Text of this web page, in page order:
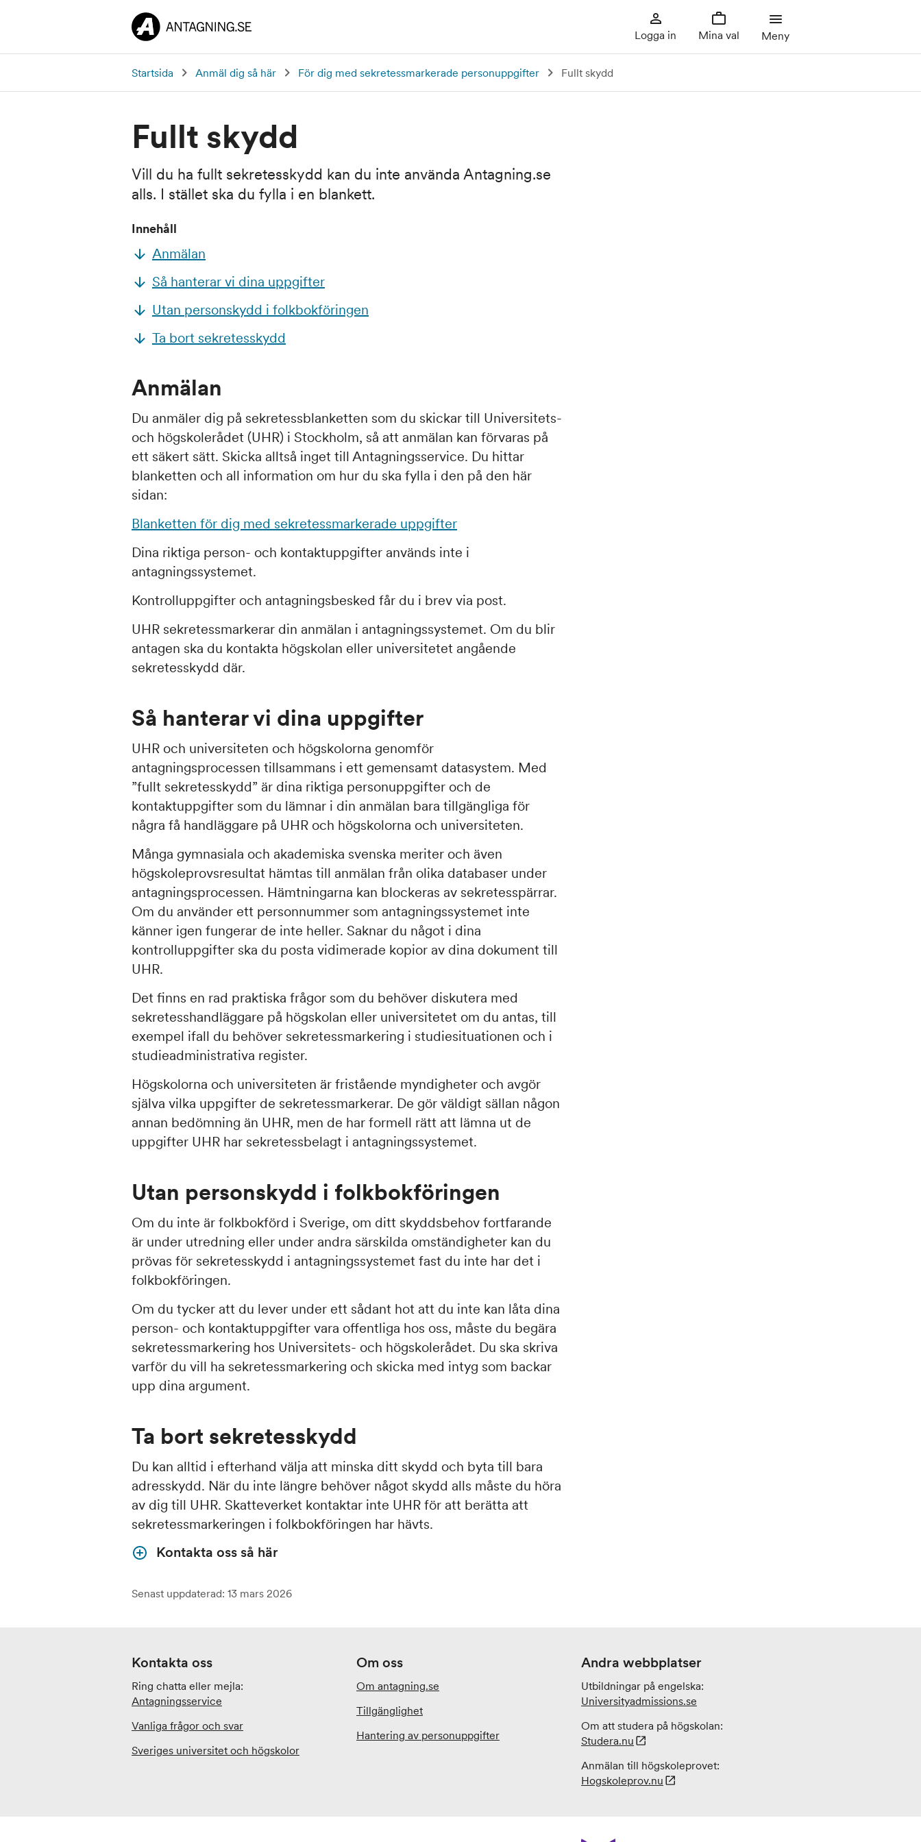
Logga in Mina val Meny
Startsida Anmäl dig så här För dig med sekretessmarkerade personuppgifter Fullt skydd
Fullt skydd
Vill du ha fullt sekretesskydd kan du inte använda Antagning.se
alls. I stället ska du fylla i en blankett.
Innehåll
Anmälan
Så hanterar vi dina uppgifter
Utan personskydd i folkbokföringen
Ta bort sekretesskydd
Anmälan
Du anmäler dig på sekretessblanketten som du skickar till Universitets-
och högskolerådet (UHR) i Stockholm, så att anmälan kan förvaras på
ett säkert sätt. Skicka alltså inget till Antagningsservice. Du hittar
blanketten och all information om hur du ska fylla i den på den här
sidan:
Blanketten för dig med sekretessmarkerade uppgifter
Dina riktiga person- och kontaktuppgifter används inte i
antagningssystemet.
Kontrolluppgifter och antagningsbesked får du i brev via post.
UHR sekretessmarkerar din anmälan i antagningssystemet. Om du blir
antagen ska du kontakta högskolan eller universitetet angående
sekretesskydd där.
Så hanterar vi dina uppgifter
UHR och universiteten och högskolorna genomför
antagningsprocessen tillsammans i ett gemensamt datasystem. Med
”fullt sekretesskydd” är dina riktiga personuppgifter och de
kontaktuppgifter som du lämnar i din anmälan bara tillgängliga för
några få handläggare på UHR och högskolorna och universiteten.
Många gymnasiala och akademiska svenska meriter och även
högskoleprovsresultat hämtas till anmälan från olika databaser under
antagningsprocessen. Hämtningarna kan blockeras av sekretesspärrar.
Om du använder ett personnummer som antagningssystemet inte
känner igen fungerar de inte heller. Saknar du något i dina
kontrolluppgifter ska du posta vidimerade kopior av dina dokument till
UHR.
Det finns en rad praktiska frågor som du behöver diskutera med
sekretesshandläggare på högskolan eller universitetet om du antas, till
exempel ifall du behöver sekretessmarkering i studiesituationen och i
studieadministrativa register.
Högskolorna och universiteten är fristående myndigheter och avgör
själva vilka uppgifter de sekretessmarkerar. De gör väldigt sällan någon
annan bedömning än UHR, men de har formell rätt att lämna ut de
uppgifter UHR har sekretessbelagt i antagningssystemet.
Utan personskydd i folkbokföringen
Om du inte är folkbokförd i Sverige, om ditt skyddsbehov fortfarande
är under utredning eller under andra särskilda omständigheter kan du
prövas för sekretesskydd i antagningssystemet fast du inte har det i
folkbokföringen.
Om du tycker att du lever under ett sådant hot att du inte kan låta dina
person- och kontaktuppgifter vara offentliga hos oss, måste du begära
sekretessmarkering hos Universitets- och högskolerådet. Du ska skriva
varför du vill ha sekretessmarkering och skicka med intyg som backar
upp dina argument.
Ta bort sekretesskydd
Du kan alltid i efterhand välja att minska ditt skydd och byta till bara
adresskydd. När du inte längre behöver något skydd alls måste du höra
av dig till UHR. Skatteverket kontaktar inte UHR för att berätta att
sekretessmarkeringen i folkbokföringen har hävts.
Kontakta oss så här
Senast uppdaterad: 13 mars 2026
Kontakta oss
Ring chatta eller mejla:
Antagningsservice
Vanliga frågor och svar
Sveriges universitet och högskolor
Om oss
Om antagning.se
Tillgänglighet
Hantering av personuppgifter
Andra webbplatser
Utbildningar på engelska:
Universityadmissions.se
Om att studera på högskolan:
Studera.nu
Anmälan till högskoleprovet:
Hogskoleprov.nu